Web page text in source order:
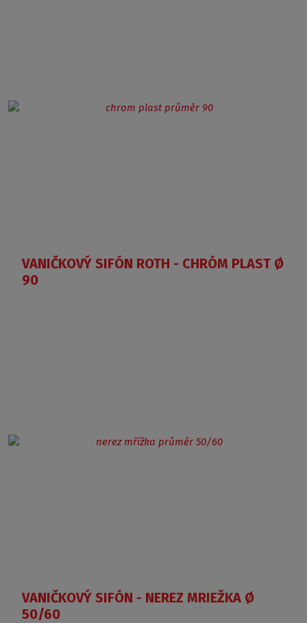
VANIČKOVÝ SIFÓN ROTH - CHRÓM PLAST Ø
90
VANIČKOVÝ SIFÓN - NEREZ MRIEŽKA Ø
50/60